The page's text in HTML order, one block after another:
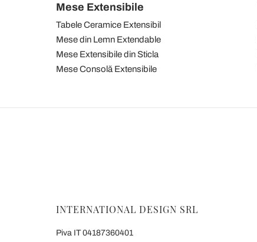
Mese Extensibile
Tabele Ceramice Extensibil
Mese din Lemn Extendable
Mese Extensibile din Sticla
Mese Consolă Extensibile
INTERNATIONAL DESIGN SRL
Piva IT 04187360401